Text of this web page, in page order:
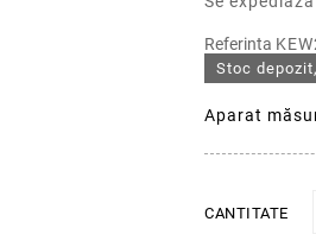
Referinta
Stoc
Aparat
CANTITATE